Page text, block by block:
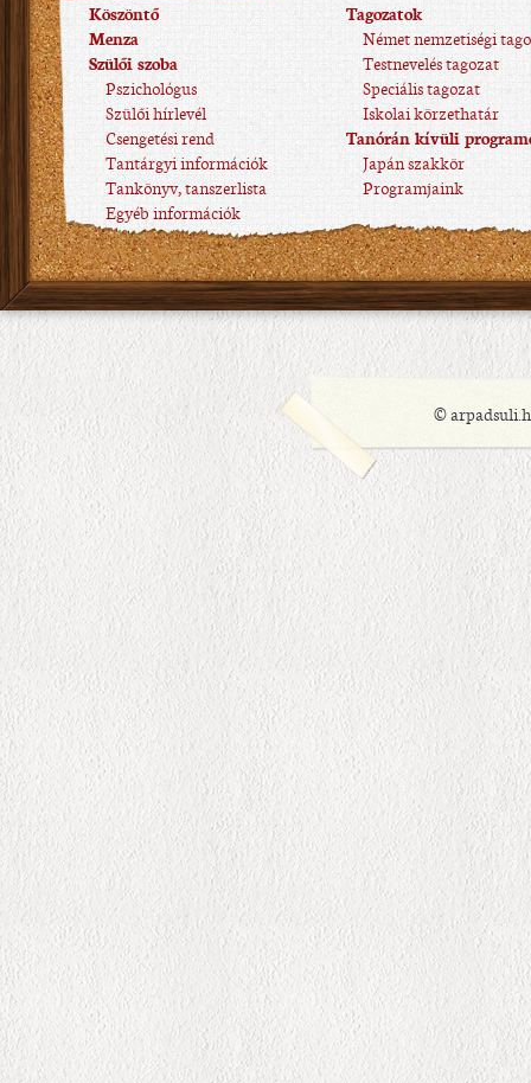
Köszöntő
Menza
Szülői szoba
Pszichológus
Szülői hírlevél
Csengetési rend
Tantárgyi információk
Tankönyv, tanszerlista
Egyéb információk
Tagozatok
Német nemzetiségi
Testnevelés tagozat
Speciális tagozat
Iskolai körzethatár
Tanórán kívüli
Japán szakkör
Programjaink
©